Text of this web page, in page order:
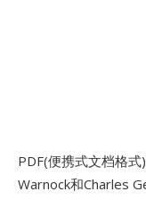
PDF(便携式文档格式
Warnock和Charles